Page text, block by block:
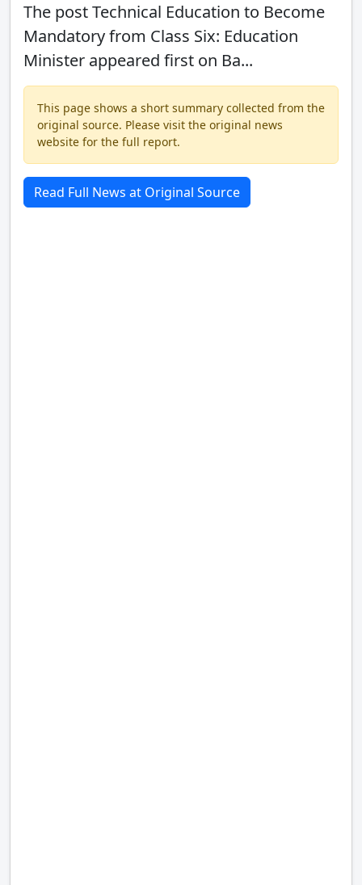
The post Technical Education to Become
Mandatory from Class Six: Education
Minister appeared first on Ba...
This page shows a short summary collected from the
original source. Please visit the original news
website for the full report.
Read Full News at Original Source